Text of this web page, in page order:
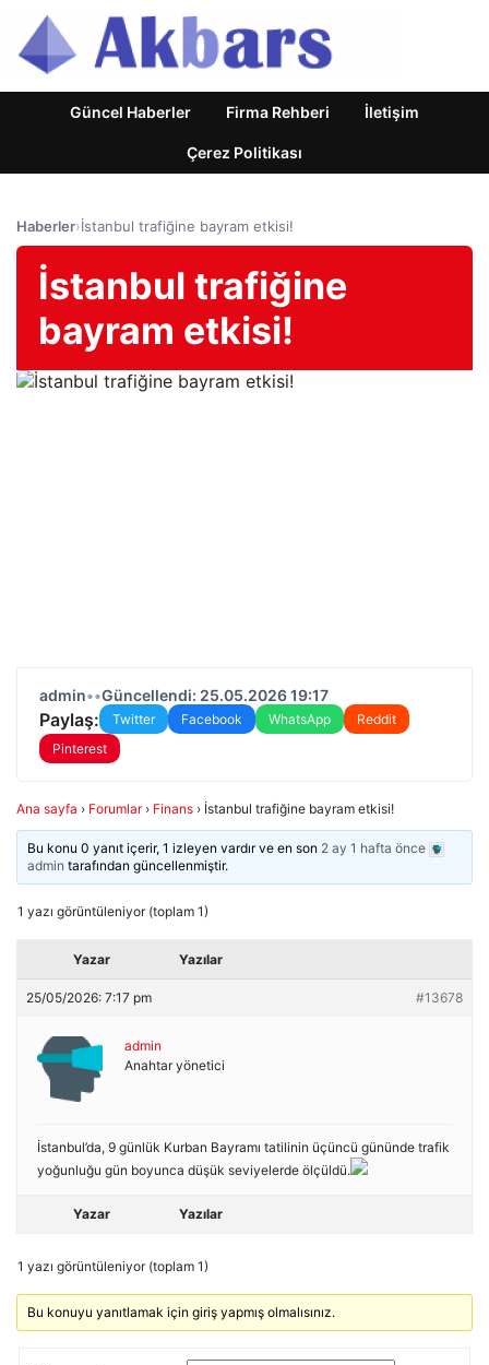
Güncel Haberler Firma Rehberi İletişim
Çerez Politikası
Haberler›İstanbul trafiğine bayram etkisi!
İstanbul trafiğine
bayram etkisi!
admin••Güncellendi: 25.05.2026 19:17
Paylaş: Twitter Facebook WhatsApp
Reddit
Pinterest
Ana sayfa › Forumlar › Finans › İstanbul trafiğine bayram etkisi!
Bu konu 0 yanıt içerir, 1 izleyen vardır ve en son 2 ay 1 hafta önce
admin tarafından güncellenmiştir.
1 yazı görüntüleniyor (toplam 1)
Yazar Yazılar
25/05/2026: 7:17 pm #13678
admin
Anahtar yönetici
İstanbul’da, 9 günlük Kurban Bayramı tatilinin üçüncü gününde trafik
yoğunluğu gün boyunca düşük seviyelerde ölçüldü.
Yazar Yazılar
1 yazı görüntüleniyor (toplam 1)
Bu konuyu yanıtlamak için giriş yapmış olmalısınız.